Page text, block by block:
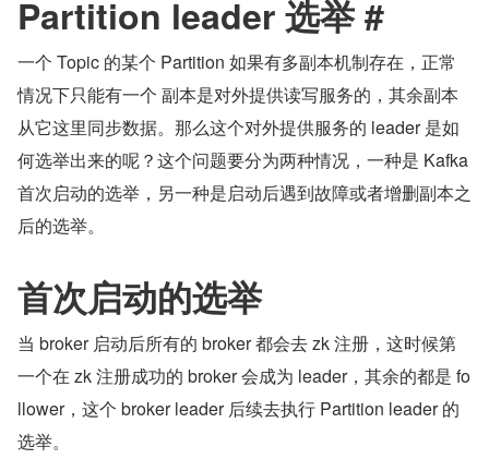
Partition leader 选举 #
一个 Topic 的某个 Partition 如果有多副本机制存在，正常
情况下只能有一个 副本是对外提供读写服务的，其余副本
从它这里同步数据。那么这个对外提供服务的 leader 是如
何选举出来的呢？这个问题要分为两种情况，一种是 Kafka
首次启动的选举，另一种是启动后遇到故障或者增删副本之
后的选举。
首次启动的选举
当 broker 启动后所有的 broker 都会去 zk 注册，这时候第
一个在 zk 注册成功的 broker 会成为 leader，其余的都是 fo
llower，这个 broker leader 后续去执行 Partition leader 的
选举。